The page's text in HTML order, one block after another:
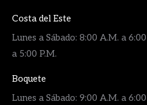
Costa del Este
Lunes a Sábado: 8:00 A.M. a
a 5:00 P.M.
Boquete
Lunes a Sábado: 9:00 A.M. a